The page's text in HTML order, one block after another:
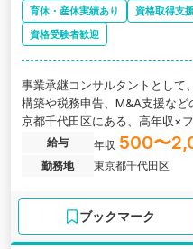
育休・産休実績あり 資格取得支
資格受験者歓迎
事業承継コンサルタントとして
構築や税務申告、M&A支援な
京都千代田区にある、高年収×
案件で圧倒的成長を実現できる
給与 年収 500〜
勤務地
東京都千代田区
ブックマーク